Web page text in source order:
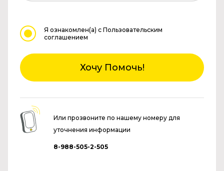
Я ознакомлен(а) с Пользовательским
соглашением
Хочу Помочь!
Или прозвоните по нашему номеру для
уточнения информации
8-988-505-2-505